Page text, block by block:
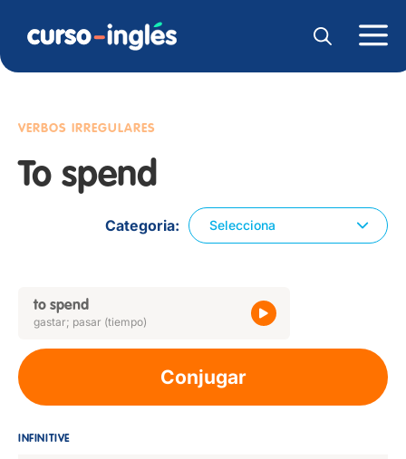
VERBOS IRREGULARES
To spend
Categoria Selecciona
to spend
gastar; pasar (tiempo)
Conjugar
INFINITIVE